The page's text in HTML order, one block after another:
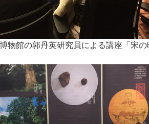
物館の郭丹英研究員による講座「宋